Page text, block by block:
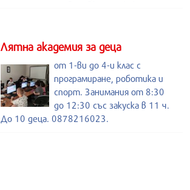
Лятна академия за деца
от 1-ви до 4-и клас с
програмиране, роботика и
спорт. Занимания от 8:30
до 12:30 със закуска в 11 ч.
До 10 деца. 0878216023.